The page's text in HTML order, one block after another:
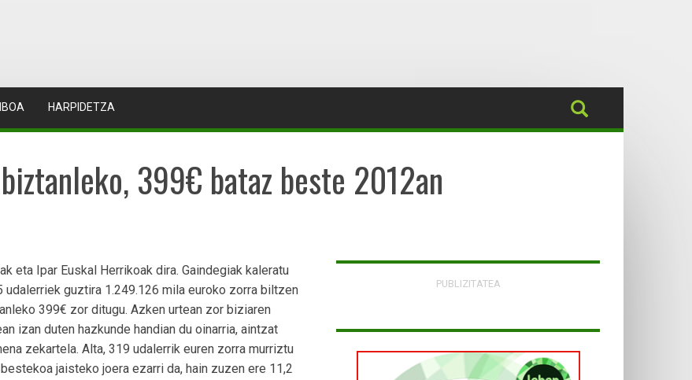
HARPIDETZA
399€ bataz beste 2012an
eta Ipar Euskal Herrikoak dira. Gaindegiak kaleratu
guztira 1.249.126 mila euroko zorra biltzen
399€ zor ditugu. Azken urtean zor biziaren
izan duten hazkunde handian du oinarria, aintzat
zekartela. Alta, 319 udalerrik euren zorra murriztu
jaisteko joera ezarri da, hain zuzen ere 11,2
PUBLIZITATEA